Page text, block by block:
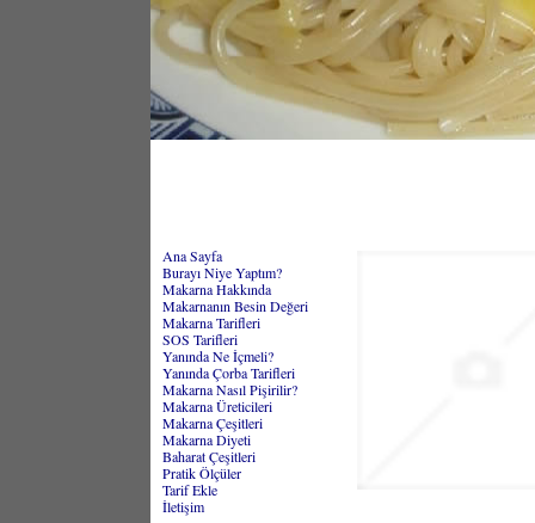
Ana Sayfa
Burayı Niye Yaptım?
Makarna Hakkında
Makarnanın Besin Değeri
Makarna Tarifleri
SOS Tarifleri
Yanında Ne İçmeli?
Yanında Çorba Tarifleri
Makarna Nasıl Pişirilir?
Makarna Üreticileri
Makarna Çeşitleri
Makarna Diyeti
Baharat Çeşitleri
Pratik Ölçüler
Tarif Ekle
İletişim